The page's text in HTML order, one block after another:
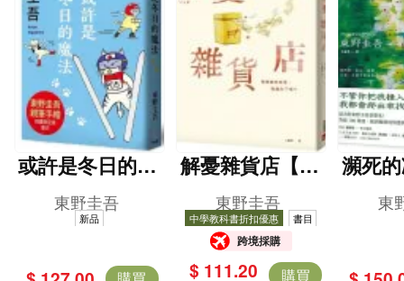
或許是冬日的魔
法（東野圭吾親
自繪製貓咪插畫
東野圭吾
新品
解憂雜貨店【暖
心紀念版】
東野圭吾
中學教科書折扣優惠 書目
跨境採購
$ 111.20 購買
瀕死
突破
這次
東